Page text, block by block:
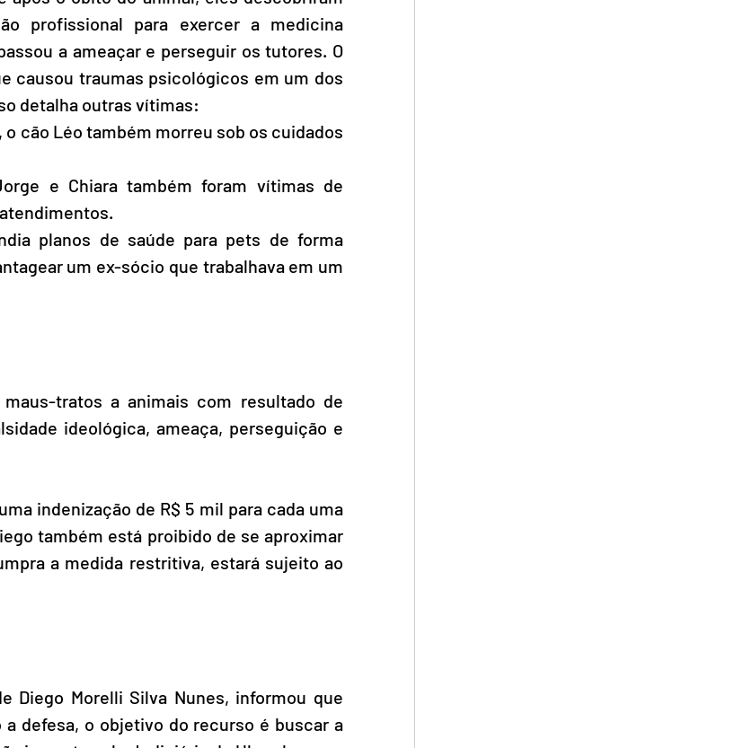
profissional para exercer a medicina
a ameaçar e perseguir os tutores. O
causou traumas psicológicos em um dos
detalha outras vítimas:
o cão Léo também morreu sob os cuidados
e Chiara também foram vítimas de
planos de saúde para pets de forma
um ex-sócio que trabalhava em um
tratos a animais com resultado de
ideológica, ameaça, perseguição e
indenização de R$ 5 mil para cada uma
também está proibido de se aproximar
a medida restritiva, estará sujeito ao
Diego Morelli Silva Nunes, informou que
defesa, o objetivo do recurso é buscar a